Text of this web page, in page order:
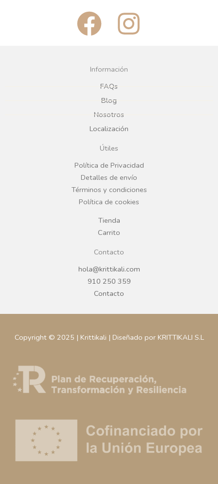
F
a
c
e
b
o
o
k
I
n
g
r
a
Información
FAQs
Blog
Nosotros
Localización
Útiles
Política de Privacidad
Detalles de envío
Términos y condiciones
Política de cookies
Tienda
Carrito
Contacto
hola@krittikali.com
910 250 359
Contacto
Copyright © 2025 | Krittikali | Diseñado por KRITTIKALI S.L